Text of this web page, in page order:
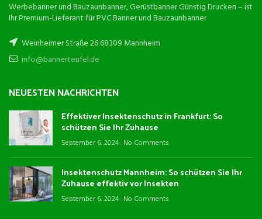
Werbebanner und Bauzaunbanner, Gerüstbanner Günstig Drucken – ist
Ihr Premium-Lieferant für PVC Banner und Bauzaunbanner
Weinheimer Straße 26 68309 Mannheim
info@bannerteufel.de
NEUESTEN NACHRICHTEN
Effektiver Insektenschutz in Frankfurt: So
schützen Sie Ihr Zuhause
September 6, 2024 No Comments
Insektenschutz Mannheim: So schützen Sie Ihr
Zuhause effektiv vor Insekten
September 6, 2024 No Comments